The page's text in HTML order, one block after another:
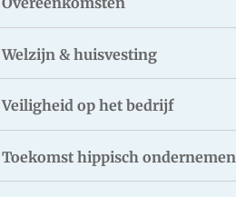
Welzijn & huisvesting
Veiligheid op het bedrijf
Toekomst hippisch ondernemen